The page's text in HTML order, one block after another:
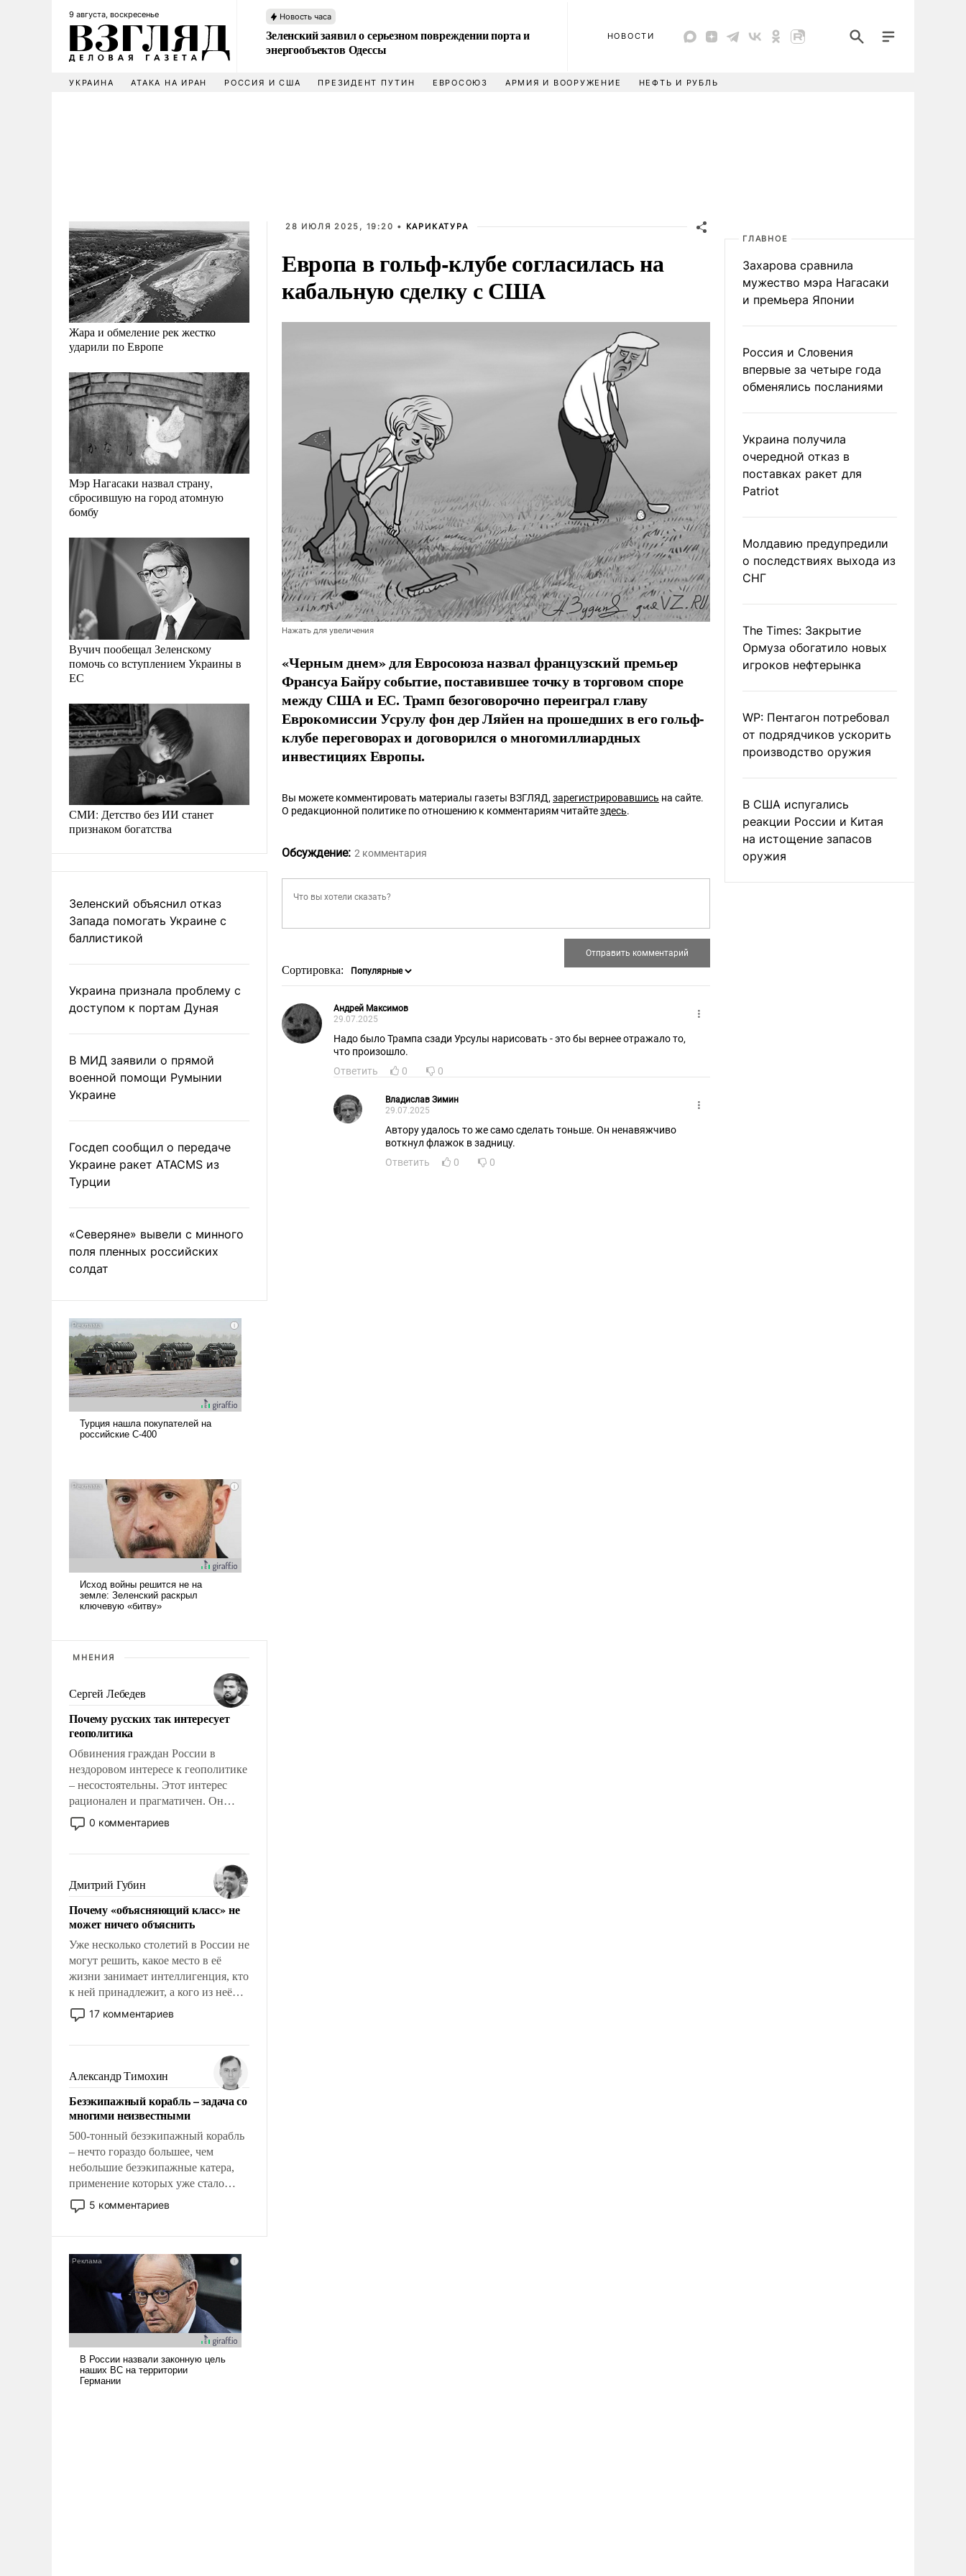
9 августа, воскресенье Новость часа
Зеленский заявил о серьезном повреждении порта и
энергообъектов Одессы
НОВОСТИ
УКРАИНА АТАКА НА ИРАН РОССИЯ И США ПРЕЗИДЕНТ ПУТИН ЕВРОСОЮЗ АРМИЯ И ВООРУЖЕНИЕ НЕФТЬ И РУБЛЬ
Жара и обмеление рек жестко
ударили по Европе
Мэр Нагасаки назвал страну,
сбросившую на город атомную
бомбу
Вучич пообещал Зеленскому
помочь со вступлением Украины в
ЕС
СМИ: Детство без ИИ станет
признаком богатства
Зеленский объяснил отказ
Запада помогать Украине с
баллистикой
Украина признала проблему с
доступом к портам Дуная
В МИД заявили о прямой
военной помощи Румынии
Украине
Госдеп сообщил о передаче
Украине ракет ATACMS из
Турции
«Северяне» вывели с минного
поля пленных российских
солдат
МНЕНИЯ
Сергей Лебедев
Почему русских так интересует
геополитика
Обвинения граждан России в
нездоровом интересе к геополитике
– несостоятельны. Этот интерес
рационален и прагматичен. Он
обусловлен тысячелетним опытом
выживания в крайне непростых
знанием, что мировая политика
имеет свойство заявляться на порог
нашего дома.
0 комментариев
Дмитрий Губин
Почему «объясняющий класс» не
может ничего объяснить
Уже несколько столетий в России не
могут решить, какое место в её
жизни занимает интеллигенция, кто
к ней принадлежит, а кого из неё
исключили с правом
восстановления и без оного. И чем
казалось, что эти вопросы решены
раз и навсегда, но – нет, не решены.
17 комментариев
Александр Тимохин
Безэкипажный корабль – задача со
многими неизвестными
500-тонный безэкипажный корабль
– нечто гораздо большее, чем
небольшие безэкипажные катера,
применение которых уже стало
обыденностью. Задача по созданию
такого корабля очень сложна и
наши боевые возможности.
5 комментариев
28 ИЮЛЯ 2025, 19:20 • КАРИКАТУРА
Европа в гольф-клубе согласилась на
кабальную сделку с США
Нажать для увеличения
«Черным днем» для Евросоюза назвал французский премьер
Франсуа Байру событие, поставившее точку в торговом споре
между США и ЕС. Трамп безоговорочно переиграл главу
Еврокомиссии Усрулу фон дер Ляйен на прошедших в его гольф-
клубе переговорах и договорился о многомиллиардных
инвестициях Европы.
Вы можете комментировать материалы газеты ВЗГЛЯД, зарегистрировавшись на сайте.
О редакционной политике по отношению к комментариям читайтездесь.
Обсуждение: 2 комментария
Сортировка:
Андрей Максимов
29.07.2025
Надо было Трампа сзади Урсулы нарисовать - это бы вернее отражало то,
что произошло.
Ответить
0 0
Владислав Зимин
29.07.2025
Автору удалось то же само сделать тоньше. Он ненавяжчиво
воткнул флажок в задницу.
Ответить
0 0
ГЛАВНОЕ
Захарова сравнила
мужество мэра Нагасаки
и премьера Японии
Россия и Словения
впервые за четыре года
обменялись посланиями
Украина получила
очередной отказ в
поставках ракет для
Patriot
Молдавию предупредили
о последствиях выхода из
СНГ
The Times: Закрытие
Ормуза обогатило новых
игроков нефтерынка
WP: Пентагон потребовал
от подрядчиков ускорить
производство оружия
В США испугались
реакции России и Китая
на истощение запасов
оружия